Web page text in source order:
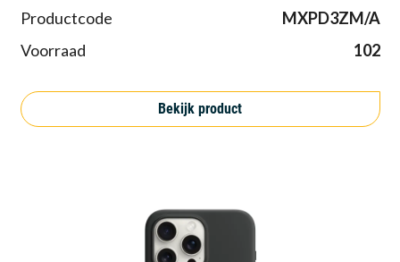
Productcode
MXPD3ZM/A
Voorraad
102
Bekijk product